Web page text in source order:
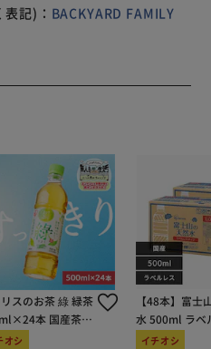
！荷物が多くてもラクラク移
】 平面側の収納は、ガバっ
。ビジネスシーンに強い作
方：PCポケット メイン前
×1 フロント：ファスナーポ
プンケット×3、ペンポケ
ット×1
記)： BACKYARD FAMILY
スのお茶 綠 緑茶
本 国産茶葉
使用
オシ
【48本】富士
水 500ml ラベ
イチオシ